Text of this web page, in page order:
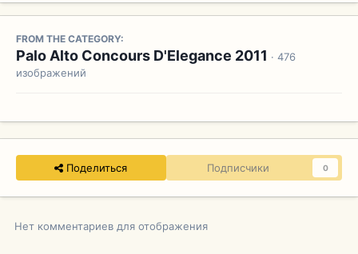
FROM THE CATEGORY:
Palo Alto Concours D'Elegance 2011 · 476
изображений
Поделиться Подписчики 0
Нет комментариев для отображения